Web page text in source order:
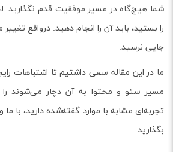
شما هیچ‌گاه در مسیر موفقیت قدم نگذارید.
را بستید، باید آن را انجام دهید. درواقع
جایی نرسید.
ما در این مقاله سعی داشتیم تا اشتباهات
مسیر سئو و محتوا به آن دچار می‌شوند را
تجربه‌ای مشابه با موارد گفته‌شده دارید، با
بگذارید.